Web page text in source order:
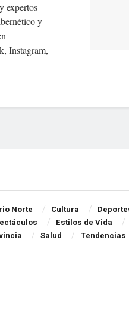
expertos
y
Instagram,
Norte Cultura
Estilos de Vida
Salud Tendencias